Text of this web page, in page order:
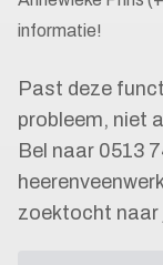
informatie!
Past deze
probleem, niet
Bel naar 0513
zoektocht naar